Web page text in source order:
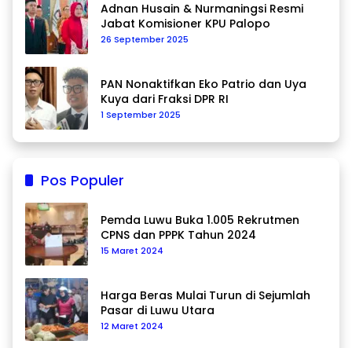
Adnan Husain & Nurmaningsi Resmi
Jabat Komisioner KPU Palopo
26 September 2025
PAN Nonaktifkan Eko Patrio dan Uya
Kuya dari Fraksi DPR RI
1 September 2025
Pos Populer
Pemda Luwu Buka 1.005 Rekrutmen
CPNS dan PPPK Tahun 2024
15 Maret 2024
Harga Beras Mulai Turun di Sejumlah
Pasar di Luwu Utara
12 Maret 2024